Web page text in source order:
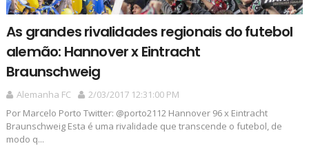
As grandes rivalidades regionais do futebol
alemão: Hannover x Eintracht
Braunschweig
Alemanha FC
2/03/2017 12:31:00 PM
Por Marcelo Porto Twitter: @porto2112 Hannover 96 x Eintracht
Braunschweig Esta é uma rivalidade que transcende o futebol, de
modo q...